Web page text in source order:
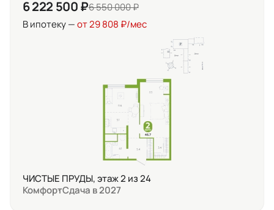
6 222 500 ₽6 550 000 ₽
В ипотеку —от 29 808 ₽/мес
ЧИСТЫЕ ПРУДЫ, этаж 2 из 24
КомфортСдача в 2027